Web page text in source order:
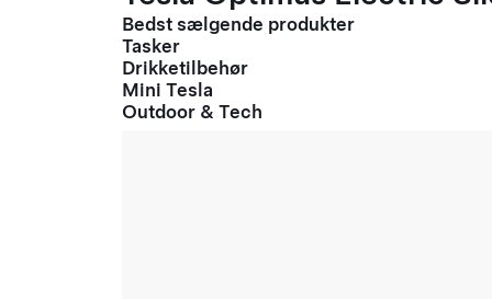
Bedst sælgende produkter
Tasker
Drikketilbehør
Mini Tesla
Outdoor & Tech